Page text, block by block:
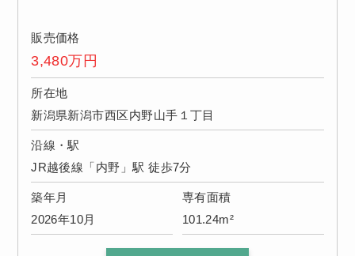
販売価格
3,480万円
所在地
新潟県新潟市西区内野山手１丁目
沿線・駅
JR越後線「内野」駅 徒歩7分
築年月
2026年10月
専有面積
101.24m²